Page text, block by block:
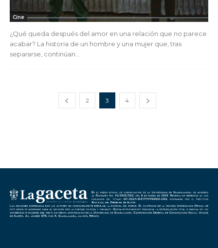
Cine
¿Qué queda después del amor en una relación que no parece
acabar? La historia de un hombre y una mujer que, tras
separarse, continúan...
2 3 4